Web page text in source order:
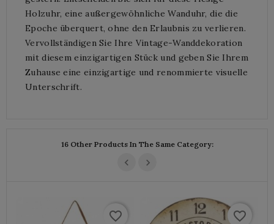
Holzuhr, eine außergewöhnliche Wanduhr, die die
Epoche überquert, ohne den Erlaubnis zu verlieren.
Vervollständigen Sie Ihre Vintage-Wanddekoration
mit diesem einzigartigen Stück und geben Sie Ihrem
Zuhause eine einzigartige und renommierte visuelle
Unterschrift.
16 Other Products In The Same Category:
favorite_border favorite_border